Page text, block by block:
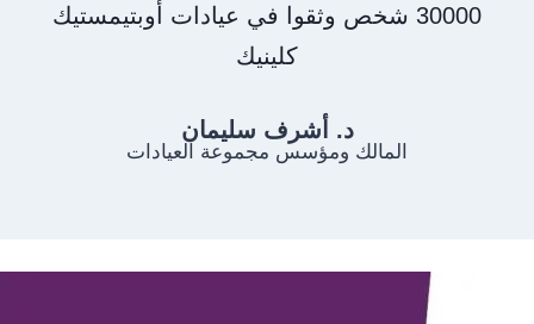
30000 شخص وثقوا في عيادات أوبتيمستيك
كلينيك
د. أشرف سليمان
المالك ومؤسس مجموعة العيادات